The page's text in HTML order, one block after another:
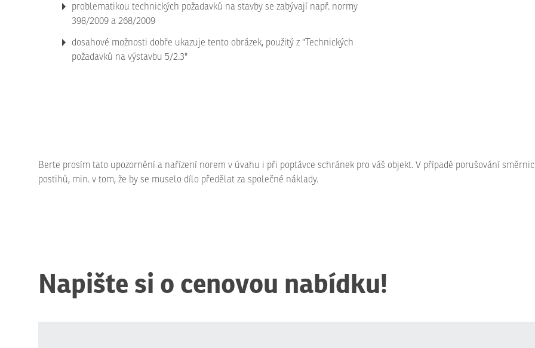
problematikou technických požadavků na stavby se zabývají např. normy
398/2009 a 268/2009
dosahové možnosti dobře ukazuje tento obrázek, použitý z "Technických
požadavků na výstavbu 5/2.3"
Berte prosím tato upozornění a nařízení norem v úvahu i při poptávce schránek pro váš objekt. V případě porušování
postihů, min. v tom, že by se muselo dílo předělat za společné náklady.
Napište si o cenovou nabídku!